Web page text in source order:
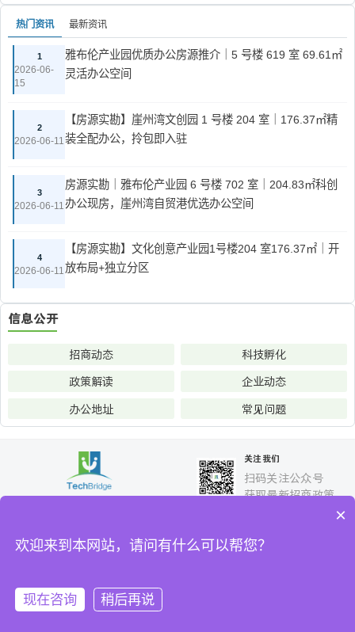
热门资讯 最新资讯
1
2026-06-
15
雅布伦产业园优质办公房源推介｜5 号楼 619 室 69.61㎡
灵活办公空间
2
2026-06-11
【房源实勘】崖州湾文创园 1 号楼 204 室｜176.37㎡精
装全配办公，拎包即入驻
3
2026-06-11
房源实勘｜雅布伦产业园 6 号楼 702 室｜204.83㎡科创
办公现房，崖州湾自贸港优选办公空间
4
2026-06-11
【房源实勘】文化创意产业园1号楼204 室176.37㎡｜开
放布局+独立分区
信息公开
招商动态 科技孵化
政策解读 企业动态
办公地址 常见问题
关于我们 产业招商 服务平台
关注我们
扫码关注公众号
获取最新招商政策
© 2026 三亚科城产业发展与企业服务有限公司 版权所有 | 琼ICP备
×
欢迎来到本网站，请问有什么可以帮您？
现在咨询 稍后再说